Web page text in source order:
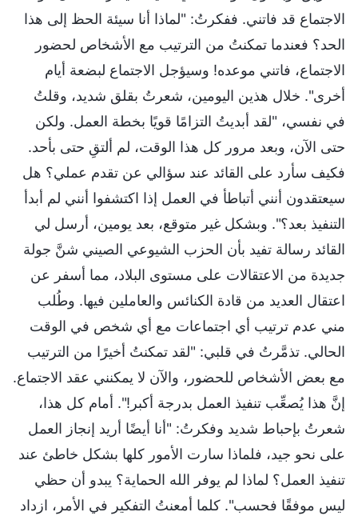
الاجتماع قد فاتني. ففكرتُ: "لماذا أنا سيئة الحظ إلى هذا
الحد؟ فعندما تمكنتُ من الترتيب مع الأشخاص لحضور
الاجتماع، فاتني موعده! وسيؤجل الاجتماع لبضعة أيام
أخرى". خلال هذين اليومين، شعرتُ بقلق شديد، وقلتُ
في نفسي، "لقد أبديتُ التزامًا قويًا بخطة العمل. ولكن
حتى الآن، وبعد مرور كل هذا الوقت، لم ألتقِ حتى بأحد.
فكيف سأرد على القائد عند سؤالي عن تقدم عملي؟ هل
سيعتقدون أنني أتباطأ في العمل إذا اكتشفوا أنني لم أبدأ
التنفيذ بعد؟". وبشكل غير متوقع، بعد يومين، أرسل لي
القائد رسالة تفيد بأن الحزب الشيوعي الصيني شنَّ جولة
جديدة من الاعتقالات على مستوى البلاد، مما أسفر عن
اعتقال العديد من قادة الكنائس والعاملين فيها. وطُلب
مني عدم ترتيب أي اجتماعات مع أي شخص في الوقت
الحالي. تذمَّرتُ في قلبي: "لقد تمكنتُ أخيرًا من الترتيب
مع بعض الأشخاص للحضور، والآن لا يمكنني عقد الاجتماع.
إنَّ هذا يُصعِّب تنفيذ العمل بدرجة أكبر!". أمام كل هذا،
شعرتُ بإحباط شديد وفكرتُ: "أنا أيضًا أريد إنجاز العمل
على نحو جيد، فلماذا سارت الأمور كلها بشكل خاطئ عند
تنفيذ العمل؟ لماذا لم يوفر الله الحماية؟ يبدو أن حظي
ليس موفقًا فحسب". كلما أمعنتُ التفكير في الأمر، ازداد